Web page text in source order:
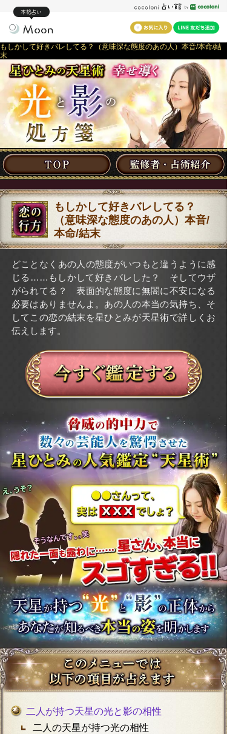
本格占い
もしかして好きバレしてる？（意味深な態度のあの人）本音/本命/結
末
もしかして好きバレしてる？
（意味深な態度のあの人）本音/
本命/結末
どことなくあの人の態度がいつもと違うように感
じる……もしかして好きバレした？ そしてウザ
がられてる？ 表面的な態度に無闇に不安になる
必要はありませんよ。あの人の本当の気持ち、そ
してこの恋の結末を星ひとみが天星術で詳しくお
伝えします。
二人が持つ天星の光と影の相性
二人の天星が持つ光の相性